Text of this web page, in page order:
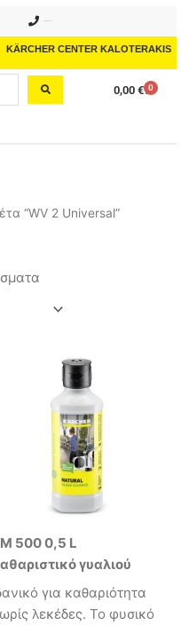
KÄRCHER CENTER KALOTERAKIS
0,00 € 0
Cart
“WV 2 Universal”
500 0,5 L
γυαλιού
για καθαριότητα
λεκέδες. Το φυσικό